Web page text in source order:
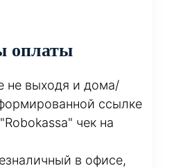
оплаты
не выходя и дома/
ссылке
чек на
в офисе,